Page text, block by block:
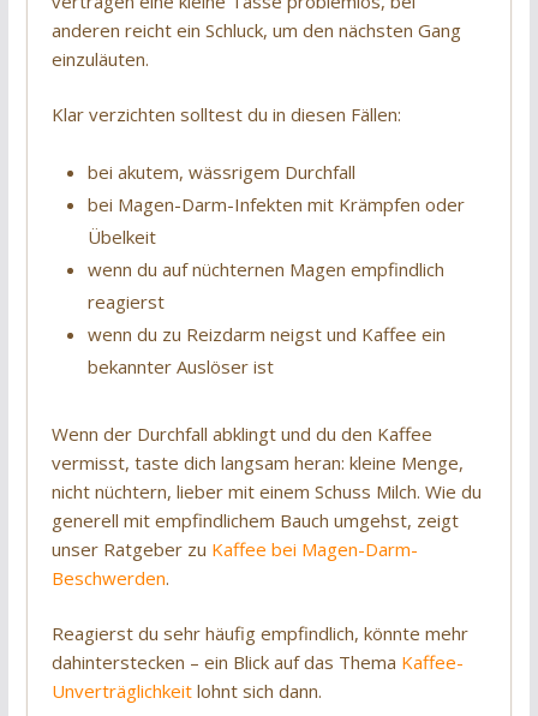
anderen reicht ein Schluck, um den nächsten Gang
einzuläuten.
Klar verzichten solltest du in diesen Fällen:
bei akutem, wässrigem Durchfall
bei Magen-Darm-Infekten mit Krämpfen oder
Übelkeit
wenn du auf nüchternen Magen empfindlich
reagierst
wenn du zu Reizdarm neigst und Kaffee ein
bekannter Auslöser ist
Wenn der Durchfall abklingt und du den Kaffee
vermisst, taste dich langsam heran: kleine Menge,
nicht nüchtern, lieber mit einem Schuss Milch. Wie du
generell mit empfindlichem Bauch umgehst, zeigt
unser Ratgeber zu Kaffee bei Magen-Darm-
Beschwerden.
Reagierst du sehr häufig empfindlich, könnte mehr
dahinterstecken – ein Blick auf das Thema Kaffee-
Unverträglichkeitlohnt sich dann.